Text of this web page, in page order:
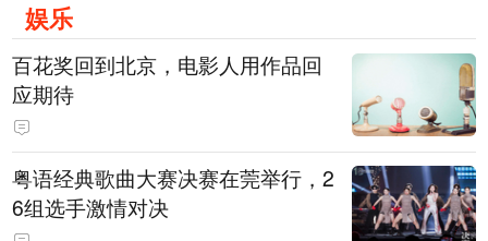
娱乐
百花奖回到北京，电影人用作品回
应期待
粤语经典歌曲大赛决赛在莞举行，2
6组选手激情对决